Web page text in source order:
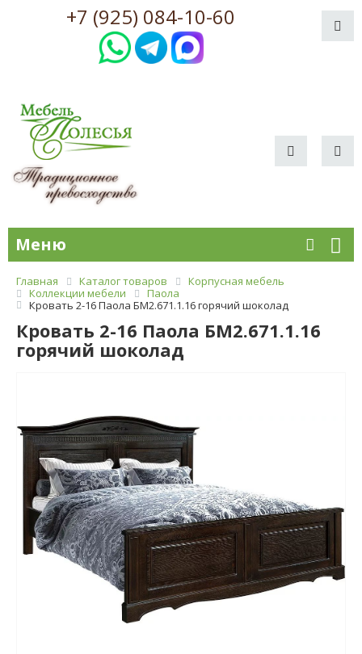
+7 (925) 084-10-60
Меню
Главная Каталог товаров
Корпусная мебель
Коллекции мебели
Паола
Кровать 2-16 Паола БМ2.671.1.16 горячий шоколад
Кровать 2-16 Паола БМ2.671.1.16
горячий шоколад